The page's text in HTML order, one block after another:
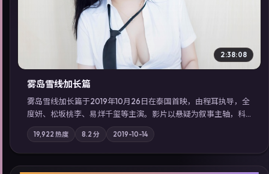
2:38:08
雾岛雪线·加长篇
雾岛雪线·加长篇于2019年10月26日在泰国首映，由程耳执导，全
度妍、松坂桃李、易烊千玺等主演。影片以悬疑为叙事主轴，科
技与人性的边界在实验事故后逐渐模糊；摄影与配乐强化地域气
质；站内亦可通过「国产免费观看高清电视剧在线看」延展检索
同类型高分佳作，畅享高清在线追剧体验。
19,922 热度 8.2 分 2019-10-14